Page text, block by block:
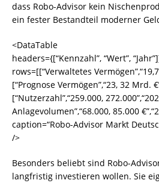
dass Robo-Advisor kein
ein fester Bestandteil moderner
<DataTable
headers={[“Kennzahl”, “Wert”,
rows=[[“Verwaltetes
[“Prognose Vermögen”,“23, 32 Mrd.
[“Nutzerzahl”,“259.000,
Anlagevolumen”,“68.000, 85.000
caption=“Robo-Advisor Markt
/>
Besonders beliebt sind Robo-
langfristig investieren wollen. Sie